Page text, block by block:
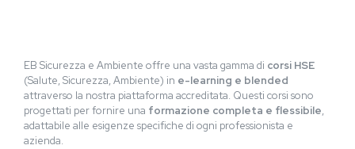
EB Sicurezza e Ambiente offre una vasta gamma di corsi HSE
(Salute, Sicurezza, Ambiente) in e-learning e blended
attraverso la nostra piattaforma accreditata. Questi corsi sono
progettati per fornire una formazione completa e flessibile,
adattabile alle esigenze specifiche di ogni professionista e
azienda.